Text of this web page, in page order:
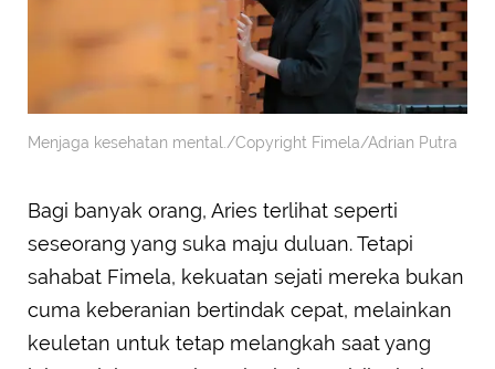
Menjaga kesehatan mental./Copyright Fimela/Adrian Putra
Bagi banyak orang, Aries terlihat seperti
seseorang yang suka maju duluan. Tetapi
sahabat Fimela, kekuatan sejati mereka bukan
cuma keberanian bertindak cepat, melainkan
keuletan untuk tetap melangkah saat yang